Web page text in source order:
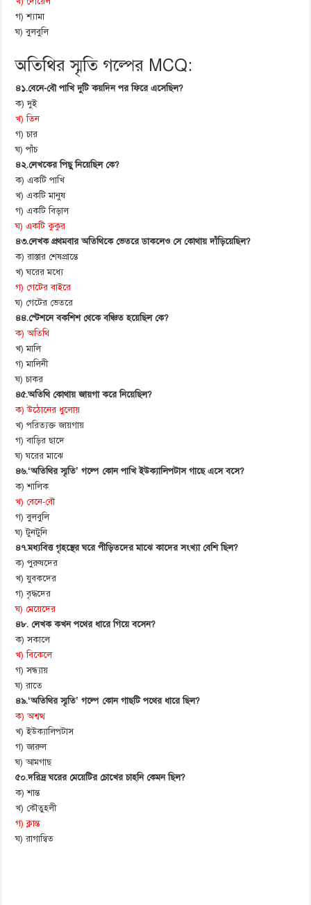
গ) শ্যামা
ঘ) বুলবুলি
অতিথির স্মৃতি গল্পের MCQ:
৪১.বেনে-বৌ পাখি দুটি কয়দিন পর ফিরে এসেছিল?
ক) দুই
খ) তিন
গ) চার
ঘ) পাঁচ
৪২.লেখকের পিছু নিয়েছিল কে?
ক) একটি পাখি
খ) একটি মানুষ
গ) একটি বিড়াল
ঘ) একটি কুকুর
৪৩.লেখক প্রথমবার অতিথিকে ভেতরে ডাকলেও সে কোথায় দাঁড়িয়েছিল?
ক) রাস্তার শেষপ্রান্তে
খ) ঘরের মধ্যে
গ) গেটের বাইরে
ঘ) গেটের ভেতরে
৪৪.স্টেশনে বকশিশ থেকে বঞ্চিত হয়েছিল কে?
ক) অতিথি
খ) মালি
গ) মালিনী
ঘ) চাকর
৪৫.অতিথি কোথায় জায়গা করে নিয়েছিল?
ক) উঠোনের ধুলোয়
খ) পরিত্যক্ত জায়গায়
গ) বাড়ির ছাদে
ঘ) ঘরের মাঝে
৪৬.‘অতিথির স্মৃতি’ গল্পে কোন পাখি ইউক্যালিপটাস গাছে এসে বসে?
ক) শালিক
খ) বেনে-বৌ
গ) বুলবুলি
ঘ) টুনটুনি
৪৭.মধ্যবিত্ত গৃহস্থের ঘরে পীড়িতদের মাঝে কাদের সংখ্যা বেশি ছিল?
ক) পুরুষদের
খ) যুবকদের
গ) বৃদ্ধদের
ঘ) মেয়েদের
৪৮. লেখক কখন পথের ধারে গিয়ে বসেন?
ক) সকালে
খ) বিকেলে
গ) সন্ধ্যায়
ঘ) রাতে
৪৯.‘অতিথির স্মৃতি’ গল্পে কোন গাছটি পথের ধারে ছিল?
ক) অশ্বত্থ
খ) ইউক্যালিপটাস
গ) জারুল
ঘ) আমগাছ
৫০.দরিদ্র ঘরের মেয়েটির চোখের চাহনি কেমন ছিল?
ক) শান্ত
খ) কৌতুহলী
গ) ক্লান্ত
ঘ) রাগান্বিত